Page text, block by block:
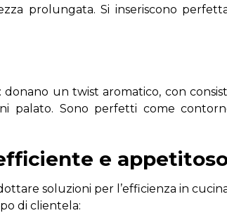
prolungata. Si inseriscono
: donano un twist aromatico, con
palato. Sono perfetti come
e
soluzioni per l’efficienza in
di clientela: